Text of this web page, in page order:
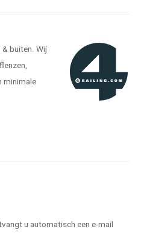
buiten. Wij
minimale
u automatisch een e-mail